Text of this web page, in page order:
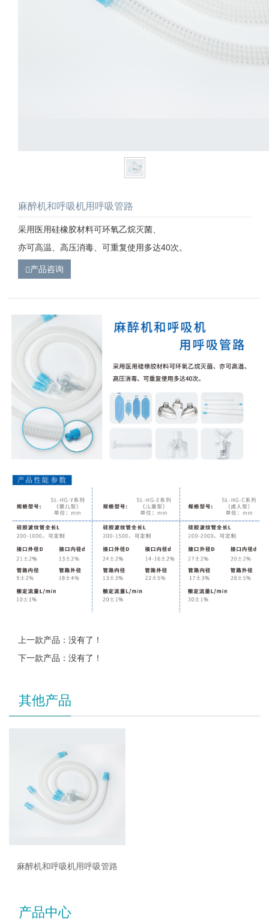
麻醉机和呼吸机用呼吸管路
采用医用硅橡胶材料可环氧乙烷灭菌、
亦可高温、高压消毒、可重复使用多达40次。
产品咨询
上一款产品：没有了！
下一款产品：没有了！
其他产品
麻醉机和呼吸机用呼吸管路
产品中心